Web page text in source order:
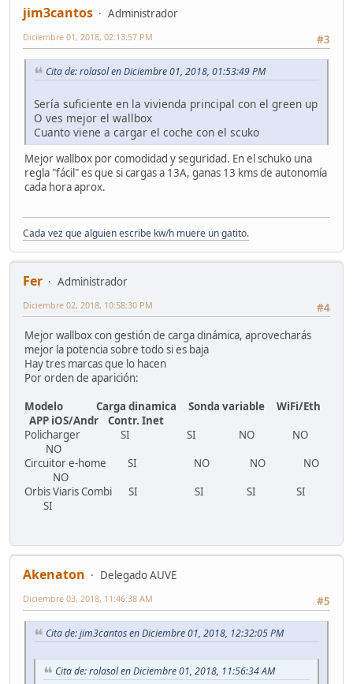
jim3cantos
Administrador
#3
Diciembre 01, 2018, 02:13:57 PM
Cita de: rolasol en Diciembre 01, 2018, 01:53:49 PM
Sería suficiente en la vivienda principal con el green up
O ves mejor el wallbox
Cuanto viene a cargar el coche con el scuko
Mejor wallbox por comodidad y seguridad. En el schuko una
regla "fácil" es que si cargas a 13A, ganas 13 kms de autonomía
cada hora aprox.
Cada vez que alguien escribe kw/h muere un gatito.
Fer
Administrador
#4
Diciembre 02, 2018, 10:58:30 PM
Mejor wallbox con gestión de carga dinámica, aprovecharás
mejor la potencia sobre todo si es baja
Hay tres marcas que lo hacen
Por orden de aparición:
Modelo Carga dinamica Sonda variable WiFi/Eth
APP iOS/Andr Contr. Inet
Policharger SI SI NO NO
NO
Circuitor e-home SI NO NO NO
NO
Orbis Viaris Combi SI SI SI SI
SI
Akenaton
Delegado AUVE
#5
Diciembre 03, 2018, 11:46:38 AM
Cita de: jim3cantos en Diciembre 01, 2018, 12:32:05 PM
Cita de: rolasol en Diciembre 01, 2018, 11:56:34 AM